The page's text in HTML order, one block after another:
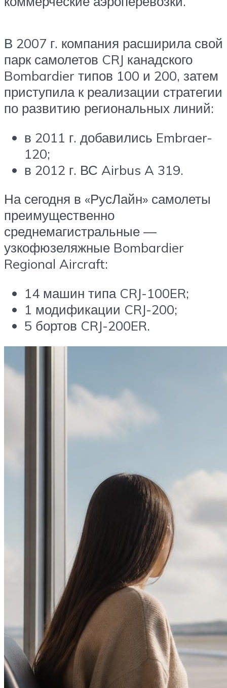
В 2007 г. компания расширила свой
парк самолетов CRJ канадского
Bombardier типов 100 и 200, затем
приступила к реализации стратегии
по развитию региональных линий:
в 2011 г. добавились Embraer-
120;
в 2012 г. ВС Airbus A 319.
На сегодня в «РусЛайн» самолеты
преимущественно
среднемагистральные —
узкофюзеляжные Bombardier
Regional Aircraft:
14 машин типа CRJ-100ER;
1 модификации CRJ-200;
5 бортов CRJ-200ER.